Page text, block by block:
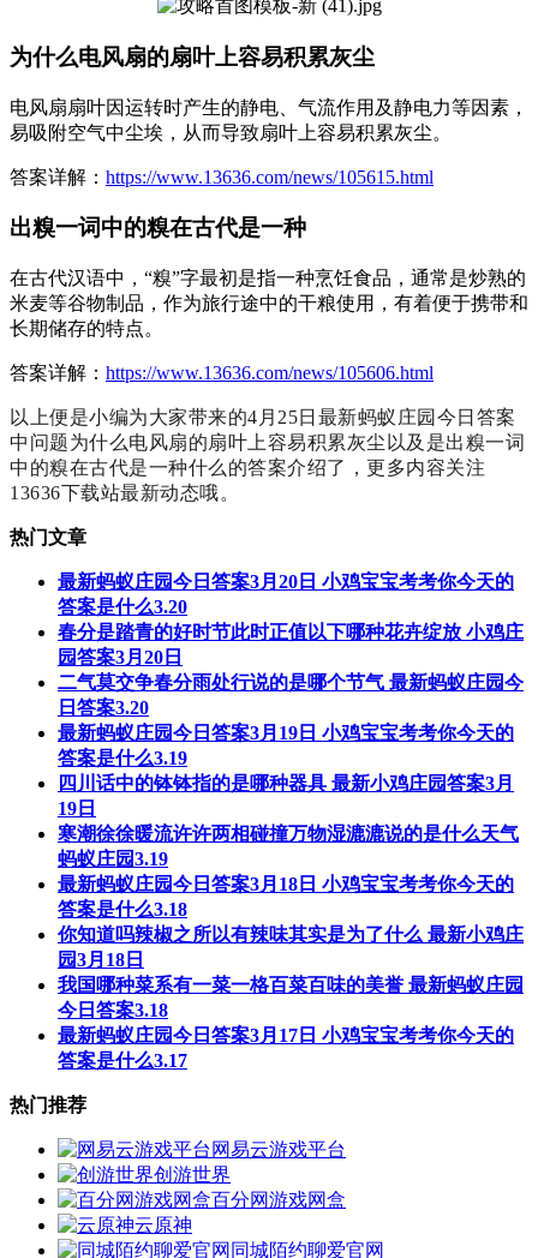
为什么电风扇的扇叶上容易积累灰尘
电风扇扇叶因运转时产生的静电、气流作用及静电力等因素，
易吸附空气中尘埃，从而导致扇叶上容易积累灰尘。
答案详解： https://www.13636.com/news/105615.html
出糗一词中的糗在古代是一种
在古代汉语中，“糗”字最初是指一种烹饪食品，通常是炒熟的
米麦等谷物制品，作为旅行途中的干粮使用，有着便于携带和
长期储存的特点。
答案详解： https://www.13636.com/news/105606.html
以上便是小编为大家带来的4月25日最新蚂蚁庄园今日答案
中问题为什么电风扇的扇叶上容易积累灰尘以及是出糗一词
中的糗在古代是一种什么的答案介绍了，更多内容关注
13636下载站最新动态哦。
热门文章
最新蚂蚁庄园今日答案3月20日 小鸡宝宝考考你今天的
答案是什么3.20
春分是踏青的好时节此时正值以下哪种花卉绽放 小鸡庄
园答案3月20日
二气莫交争春分雨处行说的是哪个节气 最新蚂蚁庄园今
日答案3.20
最新蚂蚁庄园今日答案3月19日 小鸡宝宝考考你今天的
答案是什么3.19
​四川话中的钵钵指的是哪种器具 最新小鸡庄园答案3月
19日
寒潮徐徐暖流许许两相碰撞万物湿漉漉说的是什么天气
蚂蚁庄园3.19
最新蚂蚁庄园今日答案3月18日 小鸡宝宝考考你今天的
答案是什么3.18
你知道吗辣椒之所以有辣味其实是为了什么 最新小鸡庄
园3月18日
我国哪种菜系有一菜一格百菜百味的美誉 最新蚂蚁庄园
今日答案3.18
最新蚂蚁庄园今日答案3月17日 小鸡宝宝考考你今天的
答案是什么3.17
热门推荐
网易云游戏平台
创游世界
百分网游戏网盒
云原神
同城陌约聊爱官网